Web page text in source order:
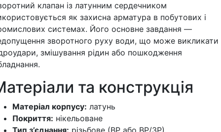
клапан із латунним сердечником
як захисна арматура в побутових і
системах. Його основне завдання —
зворотного руху води, що може викликати
змішування рідин або пошкодження
та конструкція
Матеріал корпусу: латунь
Покриття: нікельоване
Тип з’єднання: різьбове (ВР або ВР/ЗР)